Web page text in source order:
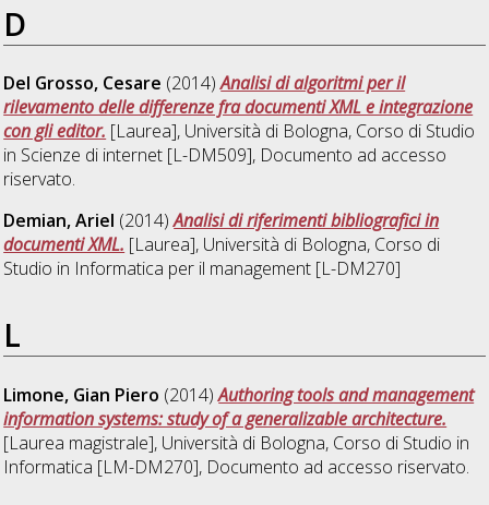
D
Del Grosso, Cesare (2014)Analisi di algoritmi per il
rilevamento delle differenze fra documenti XML e integrazione
con gli editor. [Laurea], Università di Bologna, Corso di Studio
in Scienze di internet [L-DM509], Documento ad accesso
riservato.
Demian, Ariel (2014)Analisi di riferimenti bibliografici in
documenti XML. [Laurea], Università di Bologna, Corso di
Studio in Informatica per il management [L-DM270]
L
Limone, Gian Piero (2014)Authoring tools and management
information systems: study of a generalizable architecture.
[Laurea magistrale], Università di Bologna, Corso di Studio in
Informatica [LM-DM270], Documento ad accesso riservato.